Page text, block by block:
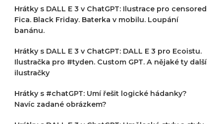
Hrátky s DALL E 3 v ChatGPT: Ilustrace pro censored
Fica. Black Friday. Baterka v mobilu. Loupání
banánu.
Hrátky s DALL E 3 v ChatGPT: DALL E 3 pro Ecoistu.
Ilustračka pro #tyden. Custom GPT. A nějaké ty další
ilustračky
Hrátky s #chatGPT: Umí řešit logické hádanky?
Navíc zadané obrázkem?